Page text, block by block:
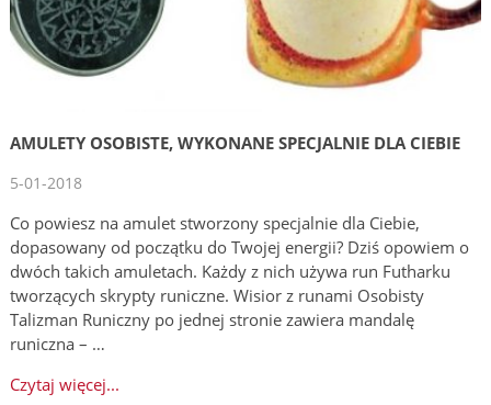
AMULETY OSOBISTE, WYKONANE SPECJALNIE DLA CIEBIE
5-01-2018
Co powiesz na amulet stworzony specjalnie dla Ciebie,
dopasowany od początku do Twojej energii? Dziś opowiem o
dwóch takich amuletach. Każdy z nich używa run Futharku
tworzących skrypty runiczne. Wisior z runami Osobisty
Talizman Runiczny po jednej stronie zawiera mandalę
runiczna – …
Czytaj więcej...